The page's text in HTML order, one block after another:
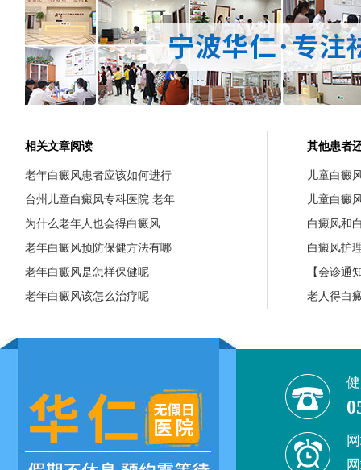
相关文章阅读
老年白癜风患者应该如何进行
台州儿童白癜风专科医院 老年
为什么老年人也会得白癜风
老年白癜风预防保健方法有哪
老年白癜风是怎样保健呢
老年白癜风该怎么治疗呢
其他患者
儿童白癜
儿童白癜
白癜风和
白癜风护
【会诊通
老人得白